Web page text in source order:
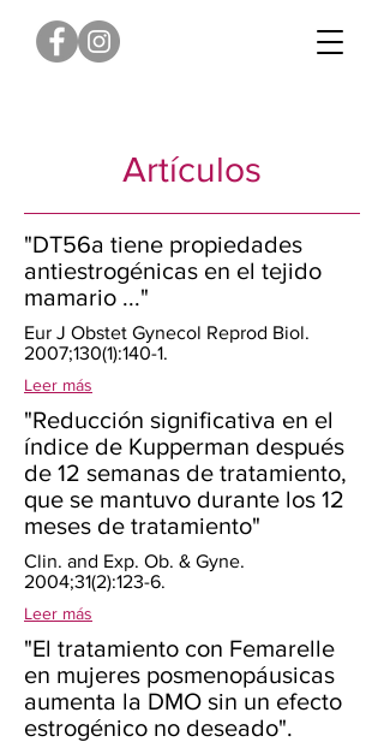
Artículos
"DT56a tiene propiedades
antiestrogénicas en el tejido
mamario ..."
Eur J Obstet Gynecol Reprod Biol.
2007;130(1):140-1.
Leer más
"Reducción significativa en el
índice de Kupperman después
de 12 semanas de tratamiento,
que se mantuvo durante los 12
meses de tratamiento"
Clin. and Exp. Ob. & Gyne.
2004;31(2):123-6.
Leer más
"El tratamiento con Femarelle
en mujeres posmenopáusicas
aumenta la DMO sin un efecto
estrogénico no deseado".